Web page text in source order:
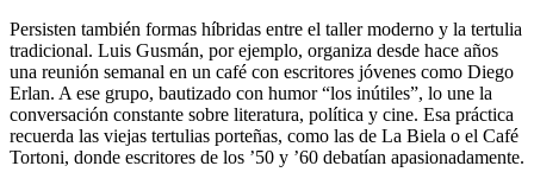
Persisten también formas híbridas entre el taller moderno y la tertulia
tradicional. Luis Gusmán, por ejemplo, organiza desde hace años
una reunión semanal en un café con escritores jóvenes como Diego
Erlan. A ese grupo, bautizado con humor “los inútiles”, lo une la
conversación constante sobre literatura, política y cine. Esa práctica
recuerda las viejas tertulias porteñas, como las de La Biela o el Café
Tortoni, donde escritores de los ’50 y ’60 debatían apasionadamente.